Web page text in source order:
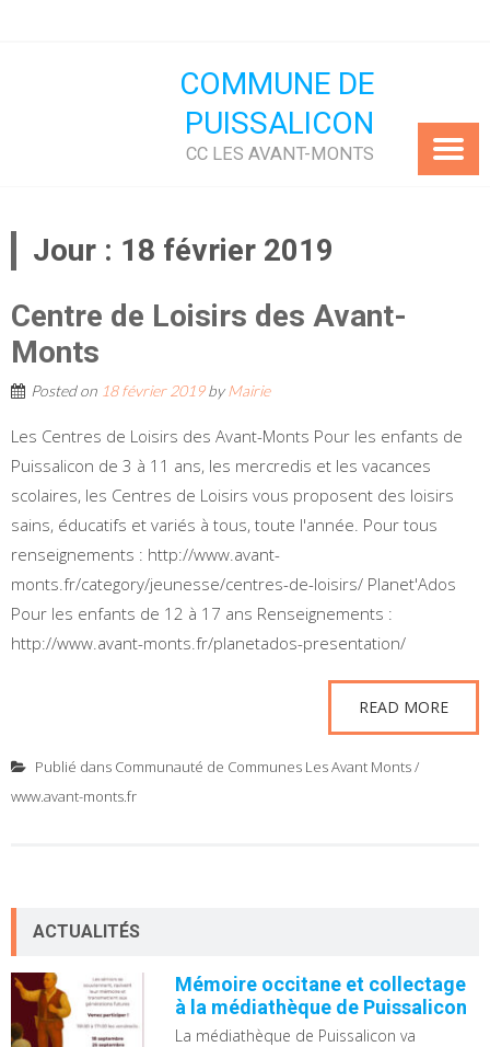
COMMUNE DE
PUISSALICON
CC LES AVANT-MONTS
Jour : 18 février 2019
Centre de Loisirs des Avant-
Monts
Posted on 18 février 2019byMairie
Les Centres de Loisirs des Avant-Monts Pour les enfants de
Puissalicon de 3 à 11 ans, les mercredis et les vacances
scolaires, les Centres de Loisirs vous proposent des loisirs
sains, éducatifs et variés à tous, toute l'année. Pour tous
renseignements : http://www.avant-
monts.fr/category/jeunesse/centres-de-loisirs/ Planet'Ados
Pour les enfants de 12 à 17 ans Renseignements :
http://www.avant-monts.fr/planetados-presentation/
READ MORE
Publié dans Communauté de Communes Les Avant Monts /
www.avant-monts.fr
ACTUALITÉS
Mémoire occitane et collectage
à la médiathèque de Puissalicon
La médiathèque de Puissalicon va